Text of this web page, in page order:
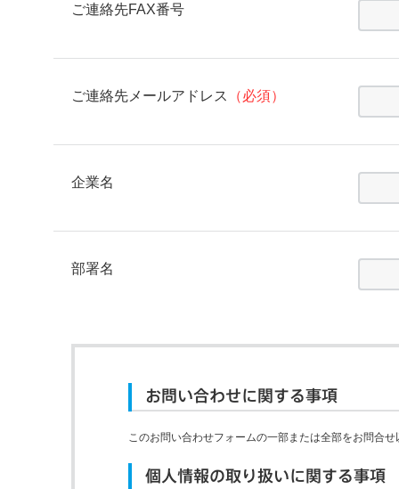
ご連絡先FAX番号
ご連絡先メールアドレス （必須）
企業名
部署名
お問い合わせに関する事項
このお問い合わせフォームの一部または全部をお問合
個人情報の取り扱いに関する事項